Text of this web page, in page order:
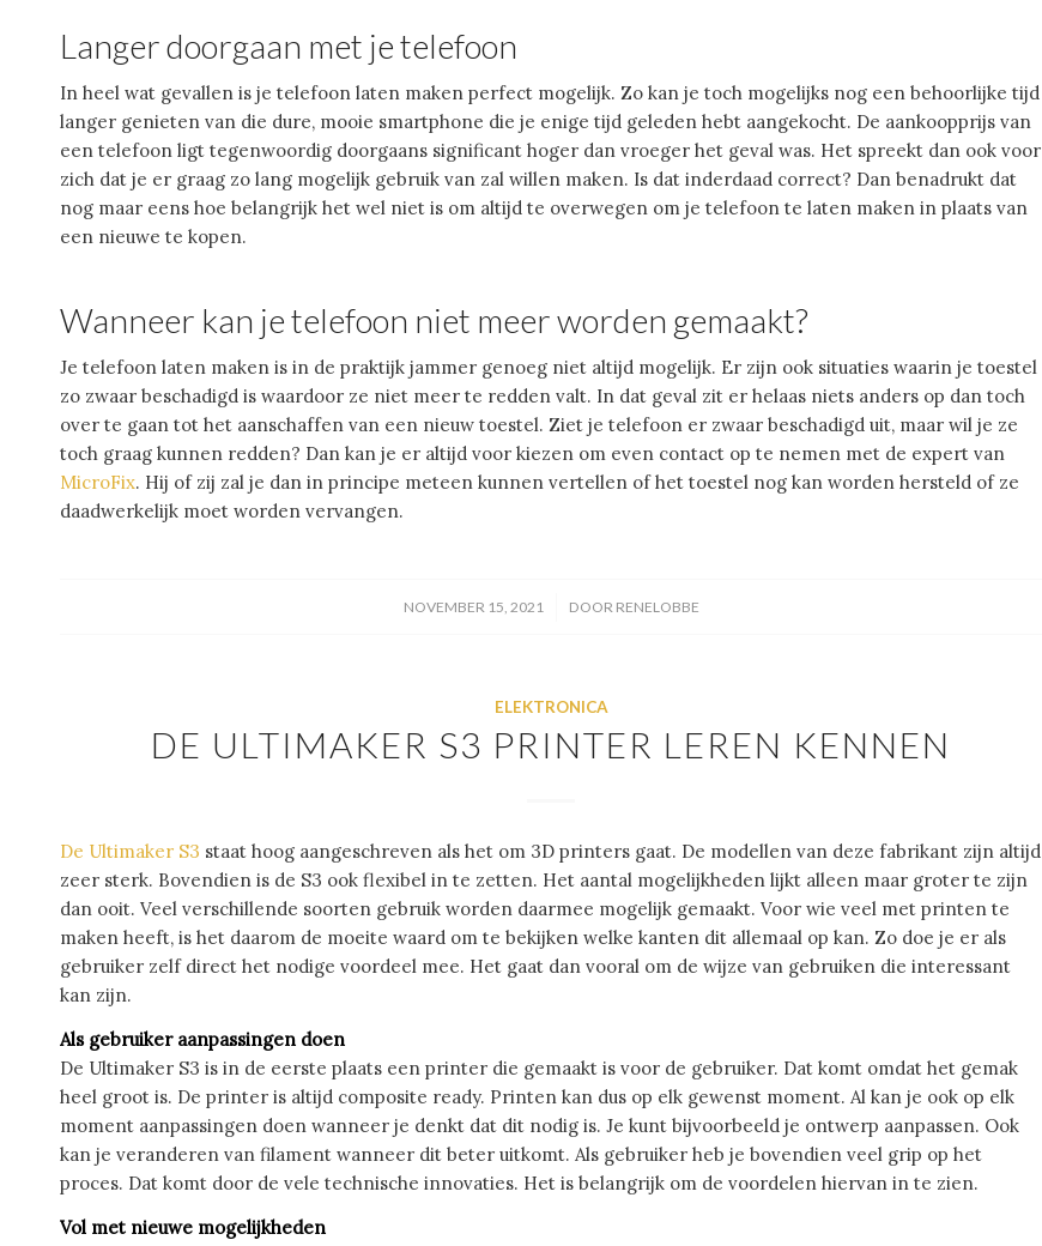
Langer doorgaan met je telefoon
In heel wat gevallen is je telefoon laten maken perfect mogelijk. Zo kan je toch mogelijks nog een behoorlijke tijd
langer genieten van die dure, mooie smartphone die je enige tijd geleden hebt aangekocht. De aankoopprijs van
een telefoon ligt tegenwoordig doorgaans significant hoger dan vroeger het geval was. Het spreekt dan ook voor
zich dat je er graag zo lang mogelijk gebruik van zal willen maken. Is dat inderdaad correct? Dan benadrukt dat
nog maar eens hoe belangrijk het wel niet is om altijd te overwegen om je telefoon te laten maken in plaats van
een nieuwe te kopen.
Wanneer kan je telefoon niet meer worden gemaakt?
Je telefoon laten maken is in de praktijk jammer genoeg niet altijd mogelijk. Er zijn ook situaties waarin je toestel
zo zwaar beschadigd is waardoor ze niet meer te redden valt. In dat geval zit er helaas niets anders op dan toch
over te gaan tot het aanschaffen van een nieuw toestel. Ziet je telefoon er zwaar beschadigd uit, maar wil je ze
toch graag kunnen redden? Dan kan je er altijd voor kiezen om even contact op te nemen met de expert van
MicroFix. Hij of zij zal je dan in principe meteen kunnen vertellen of het toestel nog kan worden hersteld of ze
daadwerkelijk moet worden vervangen.
NOVEMBER 15, 2021
/ DOOR RENELOBBE
ELEKTRONICA
DE ULTIMAKER S3 PRINTER LEREN KENNEN
De Ultimaker S3 staat hoog aangeschreven als het om 3D printers gaat. De modellen van deze fabrikant zijn altijd
zeer sterk. Bovendien is de S3 ook flexibel in te zetten. Het aantal mogelijkheden lijkt alleen maar groter te zijn
dan ooit. Veel verschillende soorten gebruik worden daarmee mogelijk gemaakt. Voor wie veel met printen te
maken heeft, is het daarom de moeite waard om te bekijken welke kanten dit allemaal op kan. Zo doe je er als
gebruiker zelf direct het nodige voordeel mee. Het gaat dan vooral om de wijze van gebruiken die interessant
kan zijn.
Als gebruiker aanpassingen doen
De Ultimaker S3 is in de eerste plaats een printer die gemaakt is voor de gebruiker. Dat komt omdat het gemak
heel groot is. De printer is altijd composite ready. Printen kan dus op elk gewenst moment. Al kan je ook op elk
moment aanpassingen doen wanneer je denkt dat dit nodig is. Je kunt bijvoorbeeld je ontwerp aanpassen. Ook
kan je veranderen van filament wanneer dit beter uitkomt. Als gebruiker heb je bovendien veel grip op het
proces. Dat komt door de vele technische innovaties. Het is belangrijk om de voordelen hiervan in te zien.
Vol met nieuwe mogelijkheden